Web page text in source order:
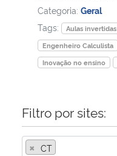
Categoria: Geral
Tags:
Aulas invertidas
Engenheiro Calculista
Inovação no ensino
Filtro por sites:
× CT